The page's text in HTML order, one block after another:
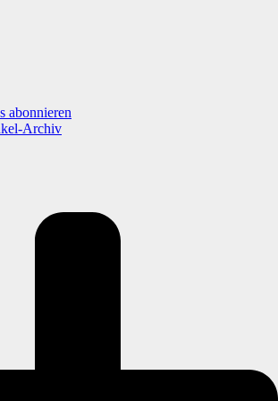
abonnieren
Archiv